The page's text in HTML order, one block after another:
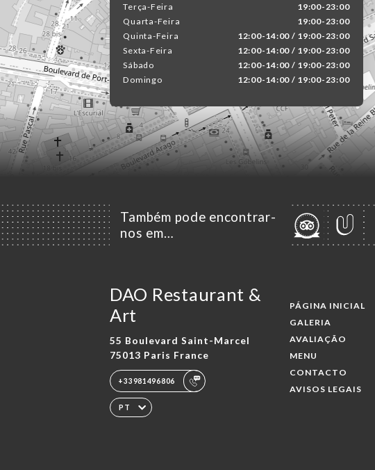
Terça-Feira
19:00-23:00
Quarta-Feira
19:00-23:00
Quinta-Feira
12:00-14:00 / 19:00-23:00
Sexta-Feira
12:00-14:00 / 19:00-23:00
Sábado
12:00-14:00 / 19:00-23:00
Domingo
12:00-14:00 / 19:00-23:00
Também pode encontrar-
nos em…
DAO Restaurant &
Art
55 Boulevard Saint-Marcel
75013 Paris France
+33981496806
PT
PÁGINA INICIAL
GALERIA
AVALIAÇÃO
MENU
CONTACTO
AVISOS LEGAIS